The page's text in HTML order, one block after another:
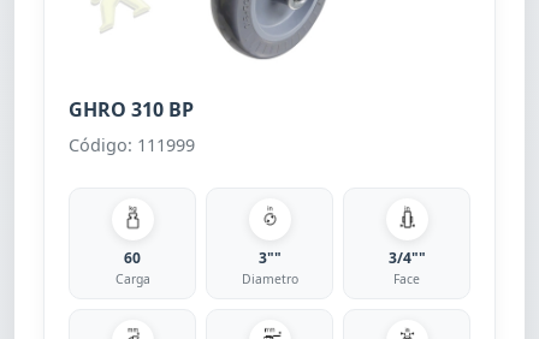
GHRO 310 BP
Código: 111999
60
Carga
3""
Diametro
3/4""
Face